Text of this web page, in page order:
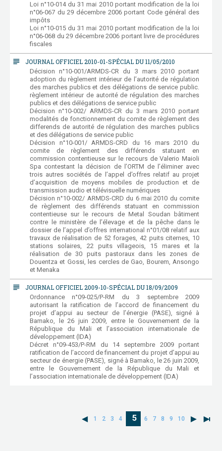
Loi n°10-014 du 31 mai 2010 portant modification de la loi
n°06-067 du 29 décembre 2006 portant Code général des
impôts
Loi n°10-015 du 31 mai 2010 portant modification de la loi
n°06-068 du 29 décembre 2006 portant livre de procédures
fiscales
subject JOURNAL OFFICIEL 2010-01-SPÉCIAL DU 11/05/2010
Décision n°10-001/ARMDS-CR du 3 mars 2010 portant
adoption du règlement intérieur de l’autorité de régulation
des marches publics et des délégations de service public.
règlement intérieur de autorité de régulation des marches
publics et des délégations de service public
Décision n°10-002/ ARMDS-CR du 3 mars 2010 portant
modalités de fonctionnement du comite de règlement des
differends de autorité de régulation des marches publics
et des délégations de service public
Décision n°10-001/ ARMDS-CRD du 16 mars 2010 du
comite de règlement des différends statuant en
commission contentieuse sur le recours de Valerio Maioli
Spa contestant la décision de l’ORTM de l’éliminer avec
trois autres sociétés de l’appel d’offres relatif au projet
d’acquisition de moyens mobiles de production et de
transmission audio et télévisuelle numériques
Décision n°10-002/ ARMDS-CRD du 6 mai 2010 du comite
de règlement des différends statuant en commission
contentieuse sur le recours de Metal Soudan bâtiment
contre le ministère de l’élevage et de la pêche dans le
dossier de l’appel d’offres international n°01/08 relatif aux
travaux de réalisation de 52 forages, 42 puits citernes, 10
stations solaires, 22 puits villageois, 15 mares et la
réalisation de 30 puits pastoraux dans les zones de
Douentza et Gossi, les cercles de Gao, Bourem, Ansongo
et Menaka
subject JOURNAL OFFICIEL 2009-10-SPÉCIAL DU 18/09/2009
Ordonnance n°09-025/P-RM du 3 septembre 2009
autorisant la ratification de l’accord de financement du
projet d’appui au secteur de l’énergie (PASE), signé à
Bamako, le 26 juin 2009, entre le Gouvernement de la
République du Mali et l’association internationale de
développement (IDA)
Décret n°09-453/P-RM du 14 septembre 2009 portant
ratification de l’accord de financement du projet d’appui au
secteur de énergie (PASE), signé à Bamako, le 26 juin 2009,
entre le Gouvernement de la République du Mali et
l’association internationale de développement (IDA)
1 2 3 4 5 6 7 8 9 10